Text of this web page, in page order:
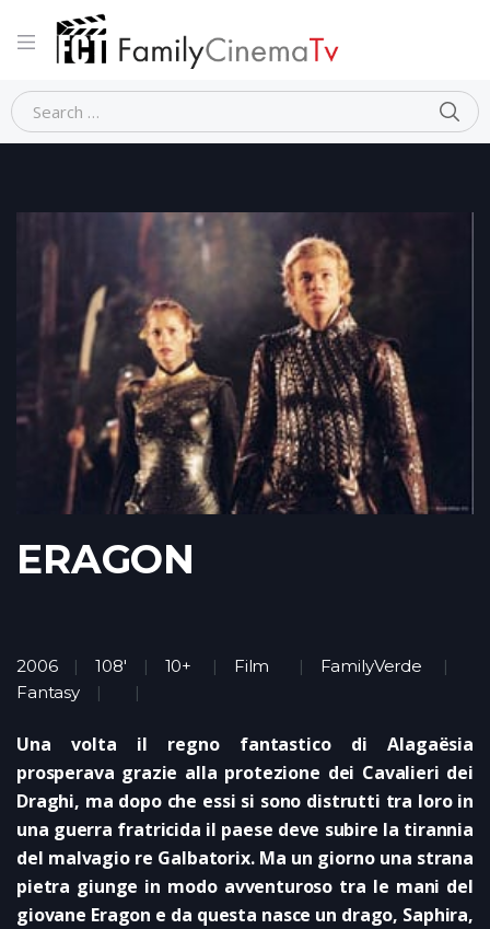
Home Fantasy
ERAGON
2006 108' 10+ Film
FamilyVerde
Fantasy
Una volta il regno fantastico di Alagaësia
prosperava grazie alla protezione dei Cavalieri dei
Draghi, ma dopo che essi si sono distrutti tra loro in
una guerra fratricida il paese deve subire la tirannia
del malvagio re Galbatorix. Ma un giorno una strana
pietra giunge in modo avventuroso tra le mani del
giovane Eragon e da questa nasce un drago, Saphira,